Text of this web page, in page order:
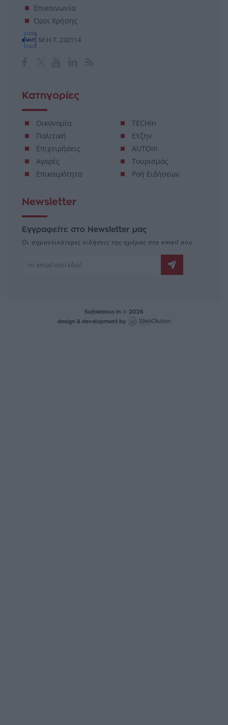
Επικοινωνία
Όροι Χρήσης
Μ.Η.Τ. 232114
Κατηγορίες
Οικονομία
Πολιτική
Επιχειρήσεις
Αγορές
Επικαιρότητα
TECHin
ΕΥζην
AUTOin
Τουρισμός
Ροή Ειδήσεων
Newsletter
Εγγραφείτε στο Newsletter μας
Οι σημαντικότερες ειδήσεις της ημέρας στο email σου
Sofokleous In © 2026
design & development by